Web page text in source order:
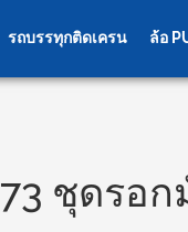
รถบรรทุกติดเครน ล้อ
73 ชุดรอก